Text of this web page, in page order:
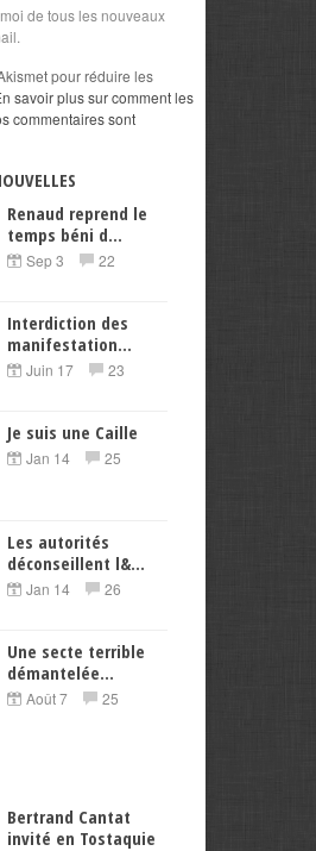
de tous les nouveaux
pour réduire les
savoir plus sur comment les
commentaires sont
Renaud reprend le
temps béni d...
Sep 3 22
Interdiction des
manifestation...
Juin 17 23
Je suis une Caille
Jan 14 25
Les autorités
déconseillent l&...
Jan 14 26
Une secte terrible
démantelée...
Août 7 25
Bertrand Cantat
invité en Tostaquie